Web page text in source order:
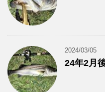
2024/03/05
24年2月